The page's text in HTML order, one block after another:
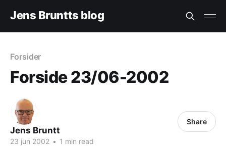
Jens Bruntts blog
Forsider
Forside 23/06-2002
Jens Bruntt
23 jun 2002 • 1 min read
Share